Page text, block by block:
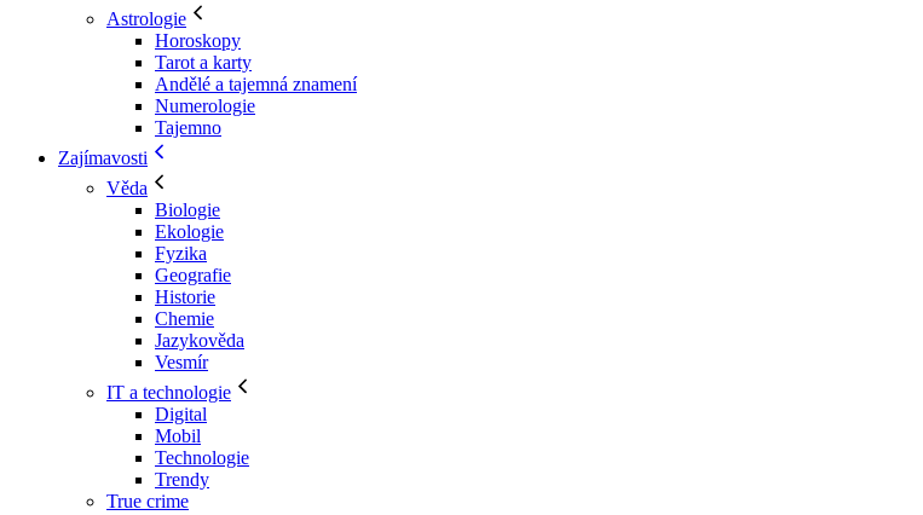
Astrologie
Horoskopy
Tarot a karty
Andělé a tajemná znamení
Numerologie
Tajemno
Zajímavosti
Věda
Biologie
Ekologie
Fyzika
Geografie
Historie
Chemie
Jazykověda
Vesmír
IT a technologie
Digital
Mobil
Technologie
Trendy
True crime